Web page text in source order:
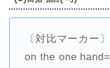
〔対比マーカー〕
on the one hand=